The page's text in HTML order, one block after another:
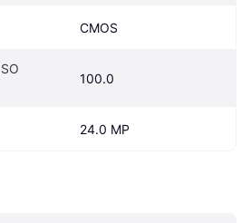
CMOS
100.0
24.0 MP